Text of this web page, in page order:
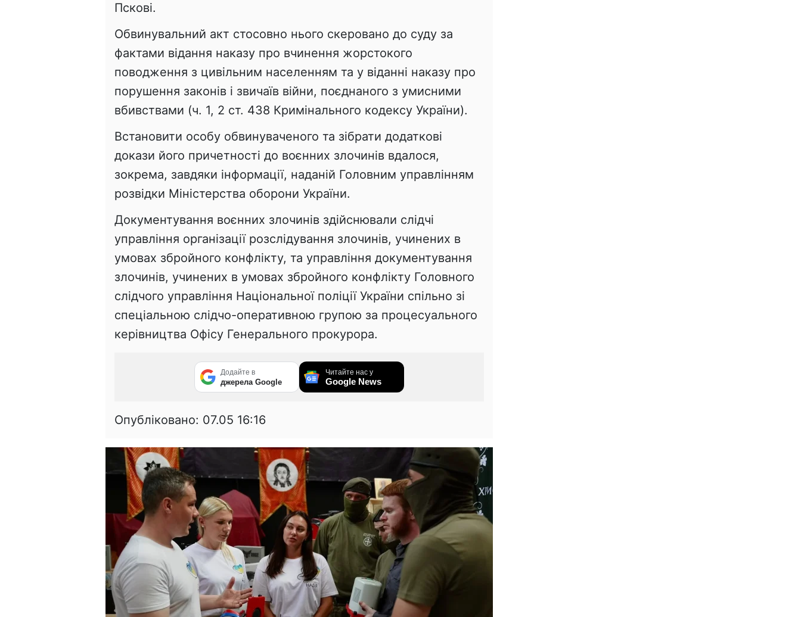
Пскові.
Обвинувальний акт стосовно нього скеровано до суду за
фактами відання наказу про вчинення жорстокого
поводження з цивільним населенням та у віданні наказу про
порушення законів і звичаїв війни, поєднаного з умисними
вбивствами (ч. 1, 2 ст. 438 Кримінального кодексу України).
Встановити особу обвинуваченого та зібрати додаткові
докази його причетності до воєнних злочинів вдалося,
зокрема, завдяки інформації, наданій Головним управлінням
розвідки Міністерства оборони України.
Документування воєнних злочинів здійснювали слідчі
управління організації розслідування злочинів, учинених в
умовах збройного конфлікту, та управління документування
злочинів, учинених в умовах збройного конфлікту Головного
слідчого управління Національної поліції України спільно зі
спеціальною слідчо-оперативною групою за процесуального
керівництва Офісу Генерального прокурора.
Додайте в
джерела Google
Читайте нас у
Google News
Опубліковано: 07.05 16:16